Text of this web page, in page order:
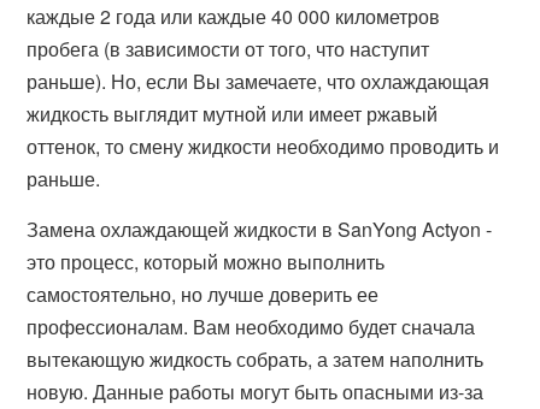
каждые 2 года или каждые 40 000 километров
пробега (в зависимости от того, что наступит
раньше). Но, если Вы замечаете, что охлаждающая
жидкость выглядит мутной или имеет ржавый
оттенок, то смену жидкости необходимо проводить и
раньше.
Замена охлаждающей жидкости в SanYong Actyon -
это процесс, который можно выполнить
самостоятельно, но лучше доверить ее
профессионалам. Вам необходимо будет сначала
вытекающую жидкость собрать, а затем наполнить
новую. Данные работы могут быть опасными из-за